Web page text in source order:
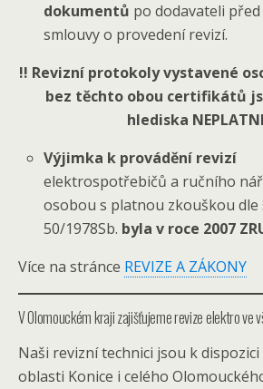
dokumentů po dodavateli
smlouvy o provedení revizí.
!! Revizní protokoly vystavené
bez těchto obou certifikátů
hlediska
Výjimka k provádění revizí
elektrospotřebičů a ručního
osobou s platnou zkouškou dle
50/1978Sb. byla v roce 2007
Více na stránce REVIZE A ZÁKONY
V Olomouckém kraji zajišťujeme revize elektro ve
Naši revizní technici jsou k
oblasti Konice i celého